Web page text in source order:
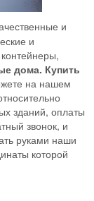
и
и
дома. Купить
на нашем
зданий, оплаты
звонок, и
руками наши
которой